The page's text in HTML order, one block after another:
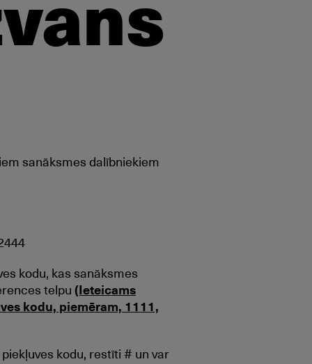
sanāksmes dalībniekiem
kodu, kas sanāksmes
telpu(Ieteicams
kodu, piemēram, 1111,
kodu, restīti # un var